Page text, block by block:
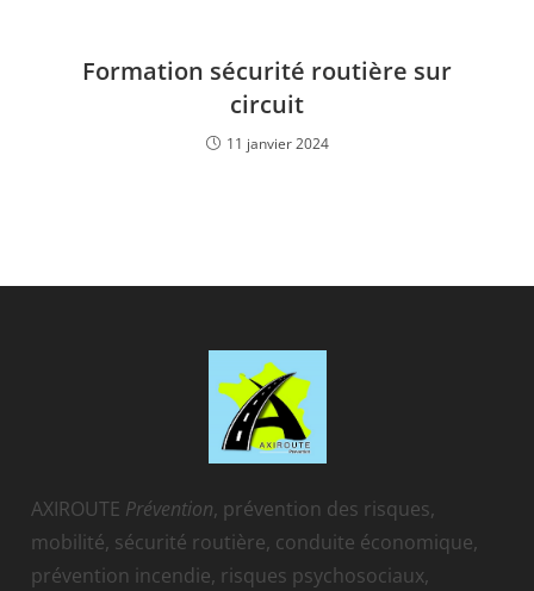
Formation sécurité routière sur
circuit
11 janvier 2024
AXIROUTE Prévention, prévention des risques,
mobilité, sécurité routière, conduite économique,
prévention incendie, risques psychosociaux,